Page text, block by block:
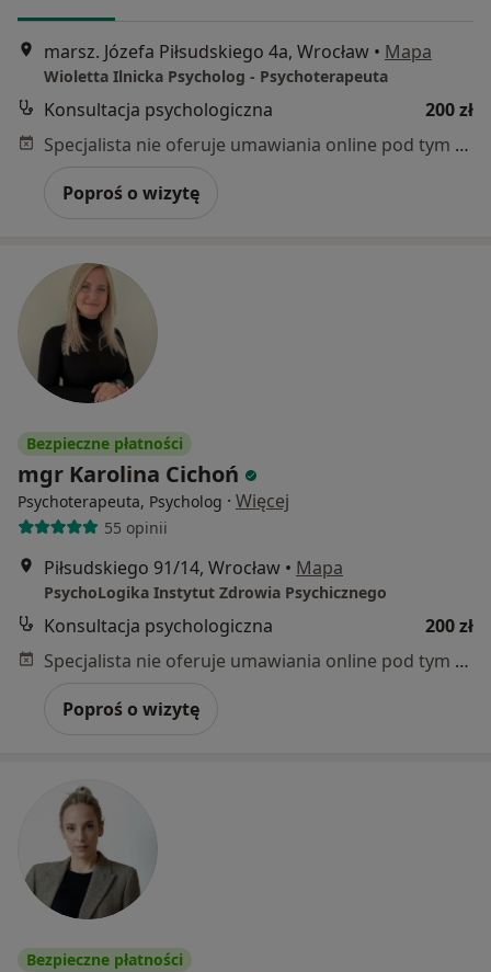
marsz. Józefa Piłsudskiego 4a, Wrocław • Mapa
Wioletta Ilnicka Psycholog - Psychoterapeuta
Konsultacja psychologiczna
200 zł
Specjalista nie oferuje umawiania online pod tym adresem.
Poproś o wizytę
Bezpieczne płatności
mgr Karolina Cichoń
Psychoterapeuta, Psycholog · Więcej
55 opinii
Piłsudskiego 91/14, Wrocław • Mapa
PsychoLogika Instytut Zdrowia Psychicznego
Konsultacja psychologiczna
200 zł
Specjalista nie oferuje umawiania online pod tym adresem.
Poproś o wizytę
Bezpieczne płatności